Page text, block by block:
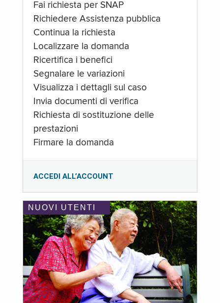
Fai richiesta per SNAP
Richiedere Assistenza pubblica
Continua la richiesta
Localizzare la domanda
Ricertifica i benefici
Segnalare le variazioni
Visualizza i dettagli sul caso
Invia documenti di verifica
Richiesta di sostituzione delle
prestazioni
Firmare la domanda
ACCEDI ALL’ACCOUNT
NUOVI UTENTI